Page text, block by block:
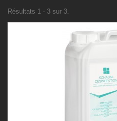
Résultats 1 - 3 sur 3.